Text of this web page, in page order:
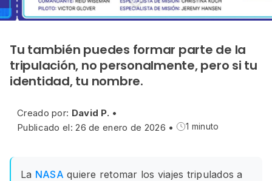
Tu también puedes formar parte de la
tripulación, no personalmente, pero si tu
identidad, tu nombre.
Creado por: David P. •
Publicado el: 26 de enero de 2026 • 1 minuto
La NASA quiere retomar los viajes tripulados a